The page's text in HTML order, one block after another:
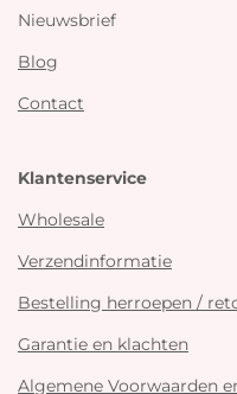
Nieuwsbrief
Blog
Contact
Klantenservice
Wholesale
Verzendinformatie
Bestelling herroepen /
Garantie en klachten
Algemene Voorwaarden